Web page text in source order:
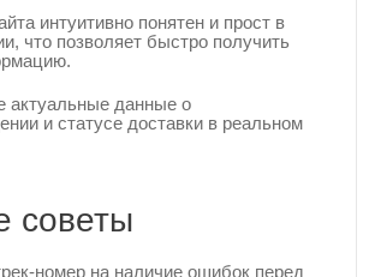
интуитивно понятен и прост в
что позволяет быстро получить
актуальные данные о
и статусе доставки в реальном
советы
номер на наличие ошибок перед